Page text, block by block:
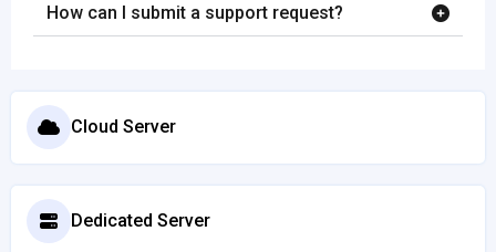
How can I submit a support request?
Cloud Server
Dedicated Server